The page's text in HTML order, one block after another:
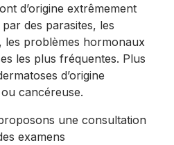
d’origine extrêmement
des parasites, les
les problèmes hormonaux
les plus fréquentes. Plus
d’origine
cancéreuse.
une consultation
examens